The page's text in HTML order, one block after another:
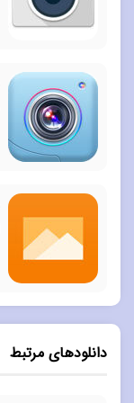
دانلودهای مرتبط